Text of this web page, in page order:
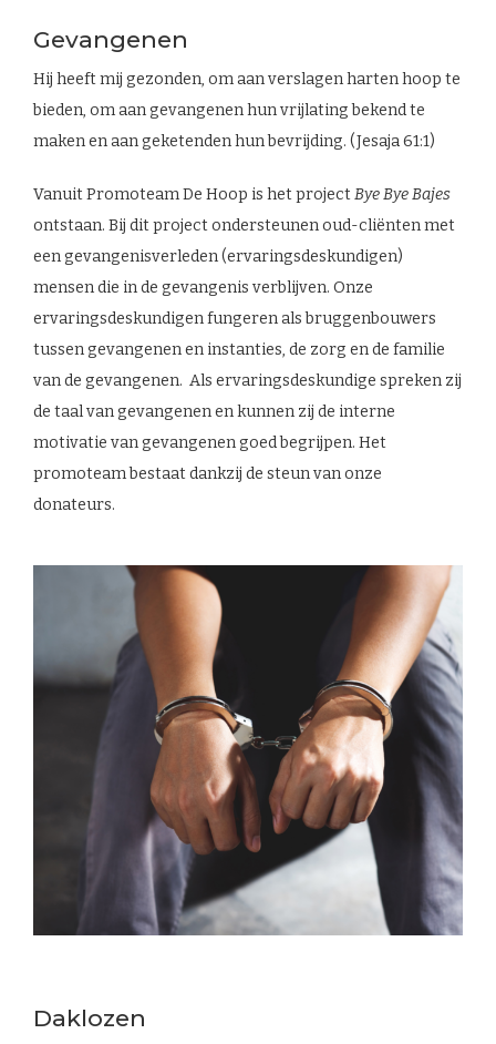
Gevangenen
Hij heeft mij gezonden, om aan verslagen harten hoop te
bieden, om aan gevangenen hun vrijlating bekend te
maken en aan geketenden hun bevrijding. (Jesaja 61:1)
Vanuit Promoteam De Hoop is het projectBye Bye Bajes
ontstaan. Bij dit project ondersteunen oud-cliënten met
een gevangenisverleden (ervaringsdeskundigen)
mensen die in de gevangenis verblijven. Onze
ervaringsdeskundigen fungeren als bruggenbouwers
tussen gevangenen en instanties, de zorg en de familie
van de gevangenen. Als ervaringsdeskundige spreken zij
de taal van gevangenen en kunnen zij de interne
motivatie van gevangenen goed begrijpen. Het
promoteam bestaat dankzij de steun van onze
donateurs.
Daklozen